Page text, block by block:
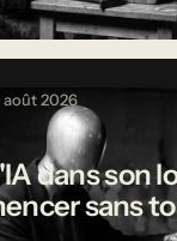
août 2026
dans son
sans